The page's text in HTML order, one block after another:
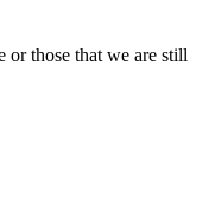
or those that we are still